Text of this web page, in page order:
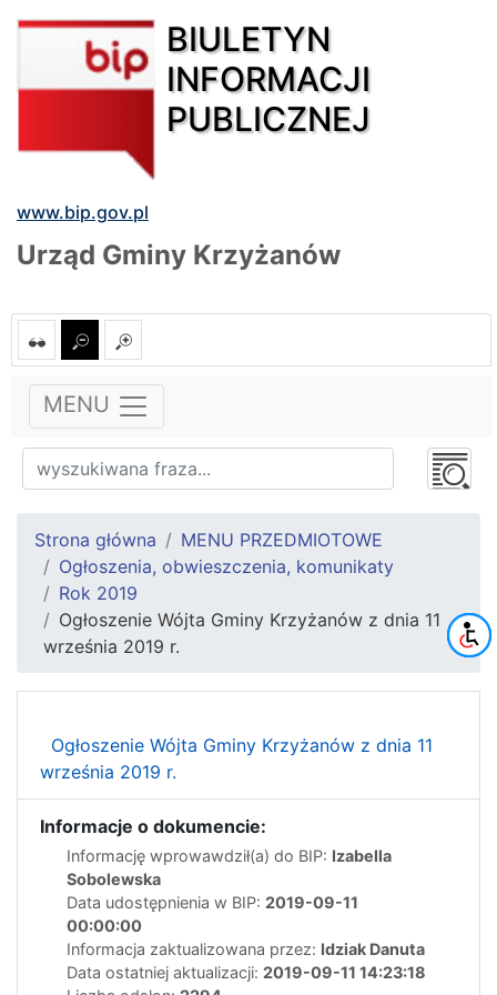
BIULETYN
INFORMACJI
PUBLICZNEJ
www.bip.gov.pl
Urząd Gminy Krzyżanów
MENU
Strona główna
MENU PRZEDMIOTOWE
Ogłoszenia, obwieszczenia, komunikaty
Rok 2019
Ogłoszenie Wójta Gminy Krzyżanów z dnia 11
września 2019 r.
Ogłoszenie Wójta Gminy Krzyżanów z dnia 11
września 2019 r.
Informacje o dokumencie:
Informację wprowawdził(a) do BIP: Izabella
Sobolewska
Data udostępnienia w BIP: 2019-09-11
00:00:00
Informacja zaktualizowana przez: Idziak Danuta
Data ostatniej aktualizacji: 2019-09-11 14:23:18